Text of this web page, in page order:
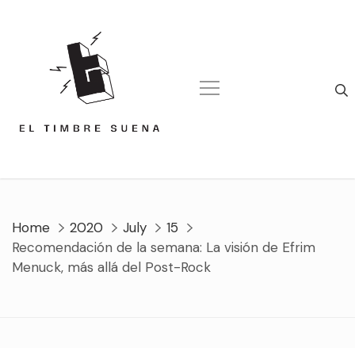
Home 2020 July
15
Recomendación de la semana: La visión de Efrim
Menuck, más allá del Post-Rock